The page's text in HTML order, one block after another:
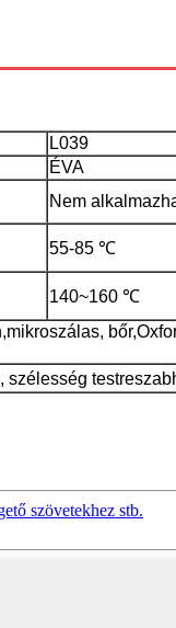
L039
ÉVA
Nem
55-85 ℃
140~160 ℃
mikroszálas, bőr,
szövetekhez stb.